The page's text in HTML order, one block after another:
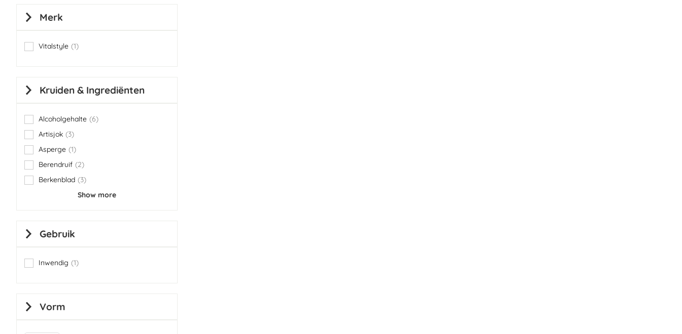
Merk
Vitalstyle 1
item
Kruiden & Ingrediënten
Alcoholgehalte 6
items
Artisjok
3
items
Asperge 1
item
Berendruif
2
items
Berkenblad
3
items
Show more
Gebruik
Inwendig 1
item
Vorm